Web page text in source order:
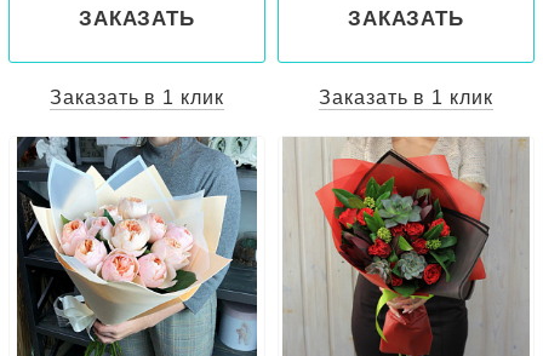
ЗАКАЗАТЬ
Заказать в 1 клик
ЗАКАЗАТЬ
Заказать в 1 клик